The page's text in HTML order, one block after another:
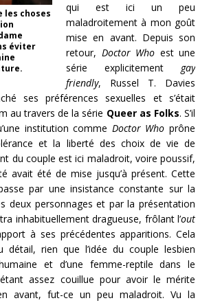
les choses
éviter
qui est ici un peu
maladroitement à mon goût
mise en avant. Depuis son
retour, Doctor Who est une
série explicitement gay
friendly, Russel T. Davies
ses préférences sexuelles et s’était
au travers de la série Queer as Folks. S’il
institution comme Doctor Who prône
et la liberté des choix de vie de
du couple est ici maladroit, voire poussif,
avait été de mise jusqu’à présent. Cette
par une insistance constante sur la
deux personnages et par la présentation
inhabituellement dragueuse, frôlant l’out
à ses précédentes apparitions. Cela
détail, rien que l’idée du couple lesbien
et d’une femme-reptile dans le
assez couillue pour avoir le mérite
avant, fut-ce un peu maladroit. Vu la